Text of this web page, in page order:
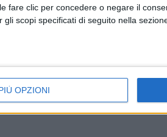
fare clic per concedere o negare il
gli scopi specificati di seguito nella
OPZIONI
#spaziocomune2015